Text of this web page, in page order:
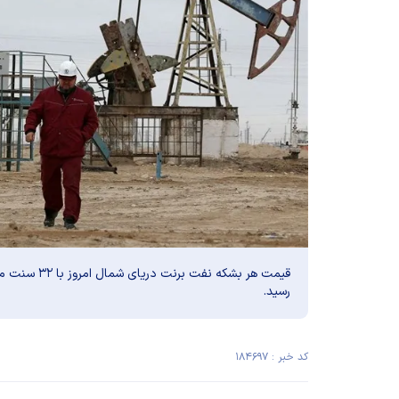
رسید.
کد خبر : ۱۸۴۶۹۷